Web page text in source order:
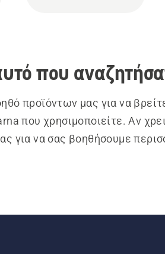
που
προϊόντων μας για να
που χρησιμοποιείτε. Αν
για να σας βοηθήσουμε